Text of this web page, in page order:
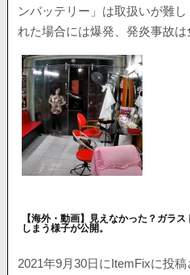
ンバッテリー」は取扱いが難
れた場合には爆発、発炎事故は
【海外・動画】見えなかった？ガラ
しまう様子が公開。
2021年9月30日にItemFixに投